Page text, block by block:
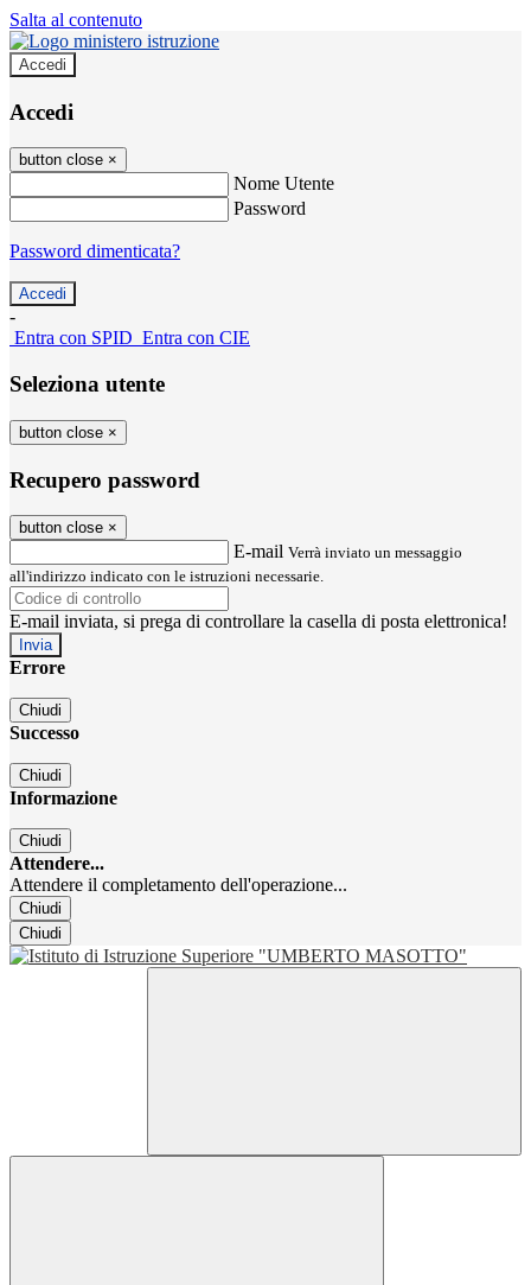
Salta al contenuto
Accedi
Accedi
button close ×
Nome Utente
Password
Password dimenticata?
-
Entra con SPID Entra con CIE
Seleziona utente
button close ×
Recupero password
button close ×
E-mail Verrà inviato un messaggio
all'indirizzo indicato con le istruzioni necessarie.
E-mail inviata, si prega di controllare la casella di posta elettronica!
Errore
Chiudi
Successo
Chiudi
Informazione
Chiudi
Attendere...
Attendere il completamento dell'operazione...
Chiudi
Chiudi